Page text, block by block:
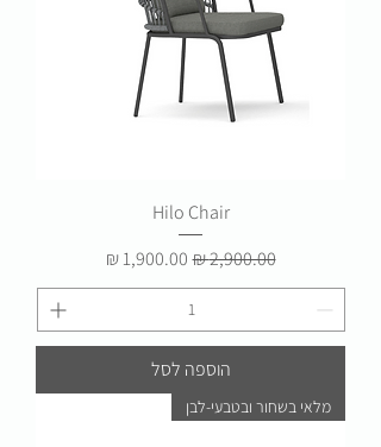
Hilo Chair
מחיר רגיל‏2,900.00 ‏₪ מחיר מבצע
הוספה לסל
מלאי בשחור ובטבעי-לבן